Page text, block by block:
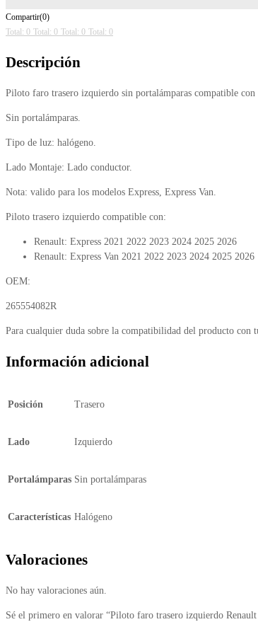
Compartir(0)
Total: 0 Total: 0 Total: 0 Total: 0
Descripción
Piloto faro trasero izquierdo sin portalámparas compatible con
Sin portalámparas.
Tipo de luz: halógeno.
Lado Montaje: Lado conductor.
Nota: valido para los modelos Express, Express Van.
Piloto trasero izquierdo compatible con:
Renault: Express 2021 2022 2023 2024 2025 2026
Renault: Express Van 2021 2022 2023 2024 2025 2026
OEM:
265554082R
Para cualquier duda sobre la compatibilidad del producto con
Información adicional
Posición Trasero
Lado Izquierdo
Portalámparas Sin portalámparas
Características Halógeno
Valoraciones
No hay valoraciones aún.
Sé el primero en valorar “Piloto faro trasero izquierdo Renault